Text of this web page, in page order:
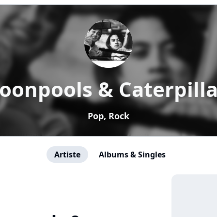
&
Pop, Rock
Artiste Albums & Singles